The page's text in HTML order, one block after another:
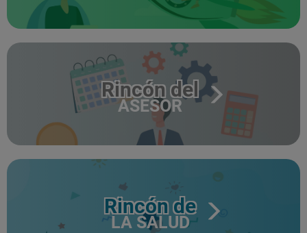
Rincón del
ASESOR
Rincón de
LA SALUD